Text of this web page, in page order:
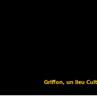
Griffon, un lieu